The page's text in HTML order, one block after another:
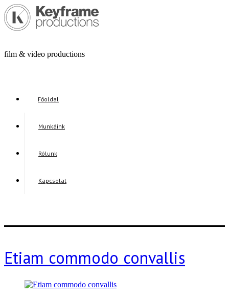
film & video productions
Főoldal
Munkáink
Rólunk
Kapcsolat
Etiam commodo convallis